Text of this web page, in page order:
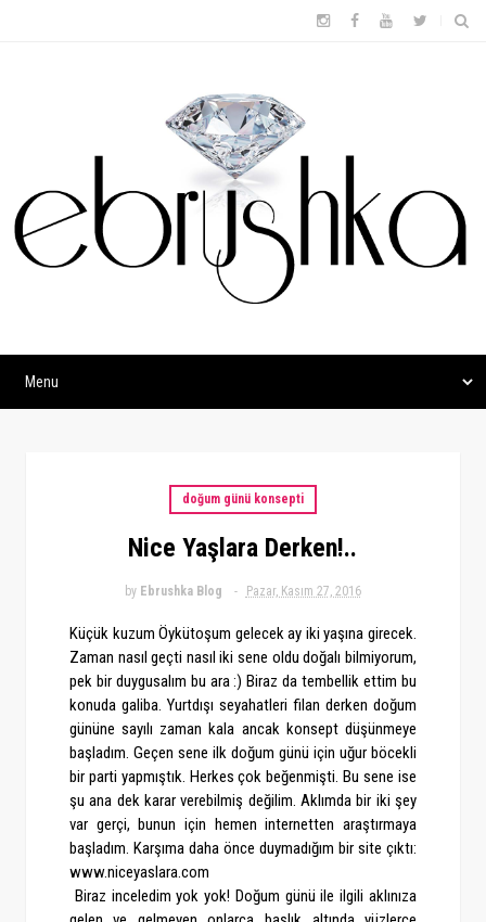
doğum günü konsepti
Nice Yaşlara Derken!..
by Ebrushka Blog Pazar, Kasım 27, 2016
Küçük kuzum Öykütoşum gelecek ay iki yaşına girecek.
Zaman nasıl geçti nasıl iki sene oldu doğalı bilmiyorum,
pek bir duygusalım bu ara :) Biraz da tembellik ettim bu
konuda galiba. Yurtdışı seyahatleri filan derken doğum
gününe sayılı zaman kala ancak konsept düşünmeye
başladım. Geçen sene ilk doğum günü için uğur böcekli
bir parti yapmıştık. Herkes çok beğenmişti. Bu sene ise
şu ana dek karar verebilmiş değilim. Aklımda bir iki şey
var gerçi, bunun için hemen internetten araştırmaya
başladım. Karşıma daha önce duymadığım bir site çıktı:
www.niceyaslara.com
Biraz inceledim yok yok! Doğum günü ile ilgili aklınıza